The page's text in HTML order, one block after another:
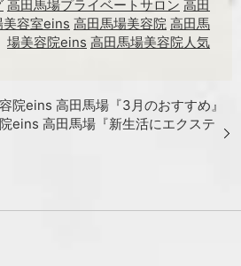
高田馬場プライベートサロン 高田
美容室eins 高田馬場美容院 高田馬
場美容院eins 高田馬場美容院人気
院eins 高田馬場『3月のおすすめ』
eins 高田馬場『新生活にエクステ